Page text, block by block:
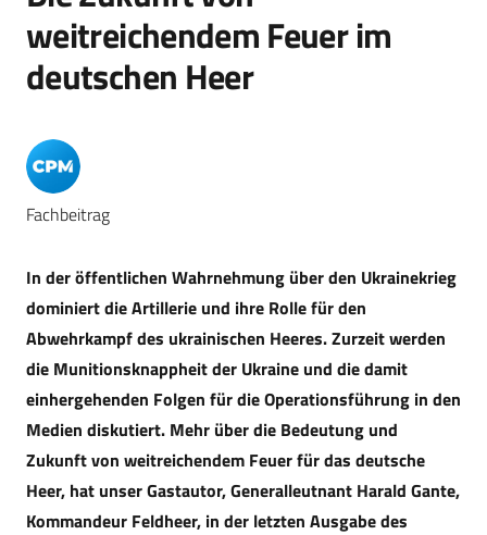
weitreichendem Feuer im
deutschen Heer
Fachbeitrag
In der öffentlichen Wahrnehmung über den Ukrainekrieg
dominiert die Artillerie und ihre Rolle für den
Abwehrkampf des ukrainischen Heeres. Zurzeit werden
die Munitionsknappheit der Ukraine und die damit
einhergehenden Folgen für die Operationsführung in den
Medien diskutiert. Mehr über die Bedeutung und
Zukunft von weitreichendem Feuer für das deutsche
Heer, hat unser Gastautor, Generalleutnant Harald Gante,
Kommandeur Feldheer, in der letzten Ausgabe des